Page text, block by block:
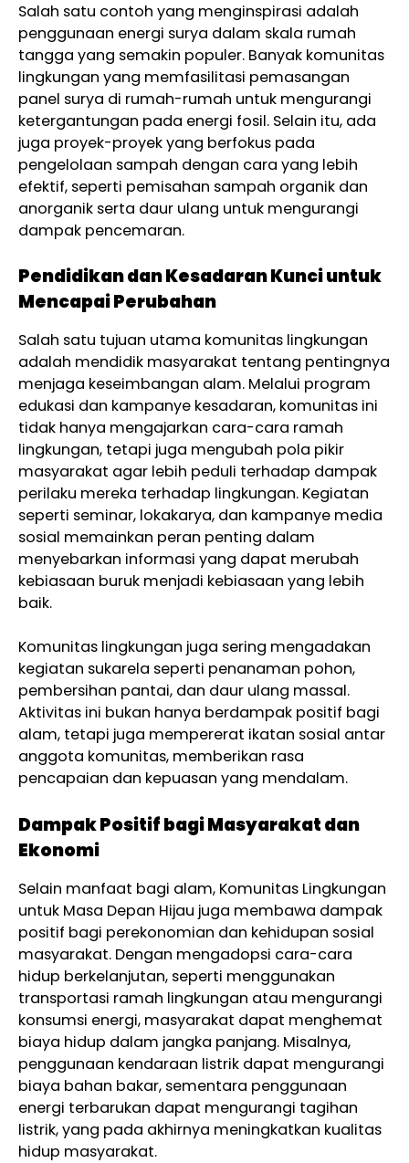
Salah satu contoh yang menginspirasi adalah
penggunaan energi surya dalam skala rumah
tangga yang semakin populer. Banyak komunitas
lingkungan yang memfasilitasi pemasangan
panel surya di rumah-rumah untuk mengurangi
ketergantungan pada energi fosil. Selain itu, ada
juga proyek-proyek yang berfokus pada
pengelolaan sampah dengan cara yang lebih
efektif, seperti pemisahan sampah organik dan
anorganik serta daur ulang untuk mengurangi
dampak pencemaran.
Pendidikan dan Kesadaran Kunci untuk
Mencapai Perubahan
Salah satu tujuan utama komunitas lingkungan
adalah mendidik masyarakat tentang pentingnya
menjaga keseimbangan alam. Melalui program
edukasi dan kampanye kesadaran, komunitas ini
tidak hanya mengajarkan cara-cara ramah
lingkungan, tetapi juga mengubah pola pikir
masyarakat agar lebih peduli terhadap dampak
perilaku mereka terhadap lingkungan. Kegiatan
seperti seminar, lokakarya, dan kampanye media
sosial memainkan peran penting dalam
menyebarkan informasi yang dapat merubah
kebiasaan buruk menjadi kebiasaan yang lebih
baik.
Komunitas lingkungan juga sering mengadakan
kegiatan sukarela seperti penanaman pohon,
pembersihan pantai, dan daur ulang massal.
Aktivitas ini bukan hanya berdampak positif bagi
alam, tetapi juga mempererat ikatan sosial antar
anggota komunitas, memberikan rasa
pencapaian dan kepuasan yang mendalam.
Dampak Positif bagi Masyarakat dan
Ekonomi
Selain manfaat bagi alam, Komunitas Lingkungan
untuk Masa Depan Hijau juga membawa dampak
positif bagi perekonomian dan kehidupan sosial
masyarakat. Dengan mengadopsi cara-cara
hidup berkelanjutan, seperti menggunakan
transportasi ramah lingkungan atau mengurangi
konsumsi energi, masyarakat dapat menghemat
biaya hidup dalam jangka panjang. Misalnya,
penggunaan kendaraan listrik dapat mengurangi
biaya bahan bakar, sementara penggunaan
energi terbarukan dapat mengurangi tagihan
listrik, yang pada akhirnya meningkatkan kualitas
hidup masyarakat.